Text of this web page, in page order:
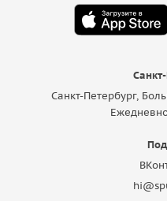
Санкт-Петербург,